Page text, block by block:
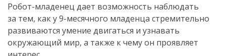
Робот-младенец дает возможность наблюдать
за тем, как у9-месячного младенца стремительно
развиваются умение двигаться и узнавать
окружающий мир, а также к чему он проявляет